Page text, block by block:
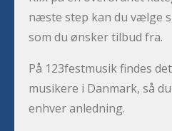
næste step kan du vælge
som du ønsker tilbud fra.
På 123festmusik findes
musikere i Danmark, så
enhver anledning.